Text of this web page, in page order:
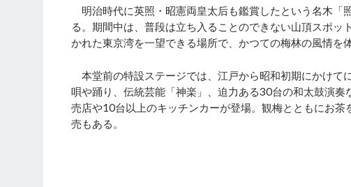
明治時代に英照・昭憲両皇太后も鑑賞したという名木「
る。期間中は、普段は立ち入ることのできない山頂スポ
かれた東京湾を一望できる場所で、かつての梅林の風情を
本堂前の特設ステージでは、江戸から昭和初期にかけて
唄や踊り、伝統芸能「神楽」、迫力ある30台の和太鼓演奏
売店や10台以上のキッチンカーが登場。観梅とともにお
売もある。